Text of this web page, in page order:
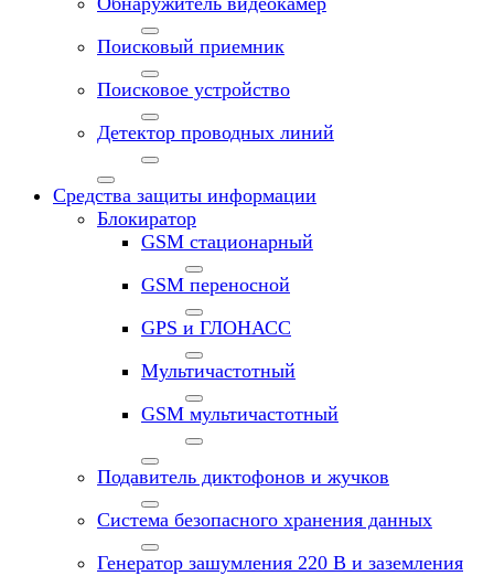
Поисковый приемник
Поисковое устройство
Детектор проводных линий
Средства защиты информации
Блокиратор
GSM стационарный
GSM переносной
GPS и ГЛОНАСС
Мультичастотный
GSM мультичастотный
Подавитель диктофонов и жучков
Система безопасного хранения данных
Генератор зашумления 220 В и заземления